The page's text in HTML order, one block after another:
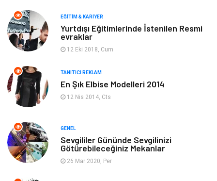
Makine
Elektronik
Giyim
Ev Dekorasyon Organizasyon
Anne & Çocuk Genel Kültür
Ev İşleri
EĞITIM & KARIYER
Yurtdışı Eğitimlerinde İstenilen Resmi
evraklar
12 Eki 2018, Cum
TANITICI REKLAM
En Şık Elbise Modelleri 2014
12 Nis 2014, Cts
GENEL
Sevgililer Gününde Sevgilinizi
Götürebileceğiniz Mekanlar
26 Mar 2020, Per